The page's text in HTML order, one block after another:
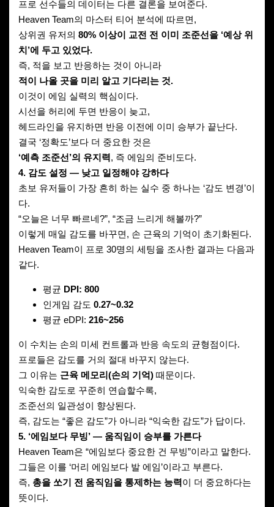
프로 선수들의 데이터는 다른 결론을 보여준다.
Heaven Team의 마스터 티어 분석에 따르면,
상위권 유저의 80% 이상이 교전 전 이미 조준선을 ‘예상 위
치’에 두고 있었다.
즉, 적을 보고 반응하는 것이 아니라
적이 나올 곳을 미리 알고 기다리는 것.
이것이 에임 실력의 핵심이다.
시선을 허리에 두면 반응이 늦고,
헤드라인을 유지하면 반응 이전에 이미 승부가 끝난다.
결국 ‘정확도’보다 더 중요한 것은
‘예측 조준선’의 유지력, 즉 에임의 준비도다.
4. 감도 설정 — 낮고 일정해야 강하다
초보 유저들이 가장 흔히 하는 실수 중 하나는 ‘감도 변경’이
다.
“오늘은 너무 빠르네?”, “조금 느리게 해볼까?”
이렇게 매일 감도를 바꾸면, 손 근육의 기억이 초기화된다.
Heaven Team이 프로 30명의 세팅을 조사한 결과는 다음과
같다.
평균 DPI: 800
인게임 감도 0.27~0.32
평균 eDPI: 216~256
이 수치는 손의 미세 컨트롤과 반응 속도의 균형점이다.
프로들은 감도를 거의 절대 바꾸지 않는다.
그 이유는 근육 메모리(손의 기억) 때문이다.
익숙한 감도로 꾸준히 연습할수록,
조준선의 일관성이 향상된다.
즉, 감도는 “좋은 감도”가 아니라 “익숙한 감도”가 답이다.
5. ‘에임보다 무빙’ — 움직임이 승부를 가른다
Heaven Team은 “에임보다 중요한 건 무빙”이라고 말한다.
그들은 이를 ‘머리 에임보다 발 에임’이라고 부른다.
즉, 총을 쏘기 전 움직임을 통제하는 능력이 더 중요하다는
뜻이다.